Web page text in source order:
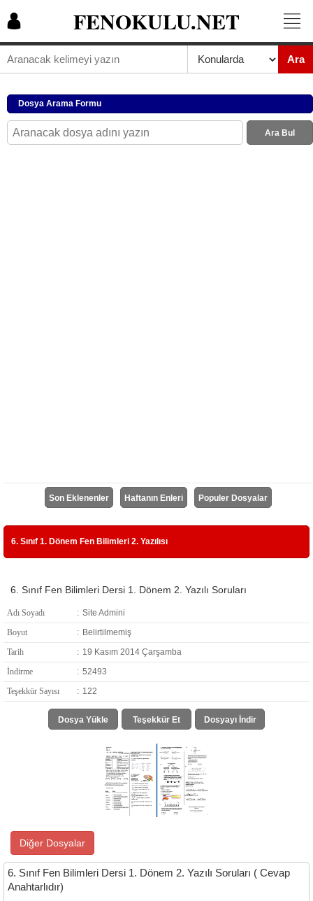
FENOKULU.NET
Ara
Dosya Arama Formu
Ara Bul
Son Eklenenler Haftanın Enleri Populer Dosyalar
6. Sınıf 1. Dönem Fen Bilimleri 2. Yazılısı
6. Sınıf Fen Bilimleri Dersi 1. Dönem 2. Yazılı Soruları
Adı Soyadı : Site Admini
Boyut
: Belirtilmemiş
Tarih
: 19 Kasım 2014 Çarşamba
İndirme
: 52493
Teşekkür Sayısı
: 122
Dosya Yükle Teşekkür Et Dosyayı İndir
Diğer Dosyalar
6. Sınıf Fen Bilimleri Dersi 1. Dönem 2. Yazılı Soruları ( Cevap
Anahtarlıdır)